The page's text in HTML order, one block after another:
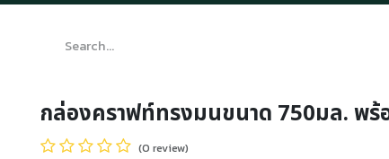
กล่องคราฟท์ทรงมนขนาด 750มล. พร้
(0 review)